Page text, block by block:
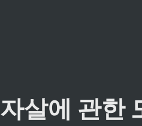
자살에 관한